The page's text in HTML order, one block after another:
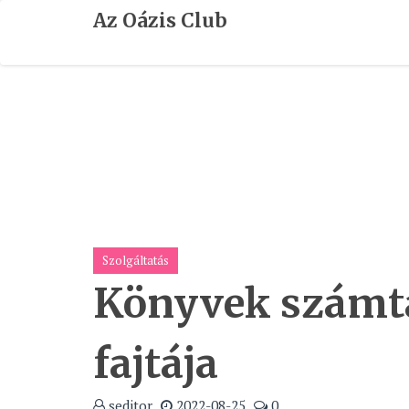
Az Oázis Club
Szolgáltatás
Könyvek
fajtája
seditor 2022-08-25 0